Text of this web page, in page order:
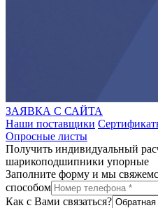
ЗАЯВКА С САЙТА
Наши поставщики
Опросные листы
Получить индивидуальный
шарикоподшипники упорные
Заполните форму и мы
способом
Как с Вами связаться?